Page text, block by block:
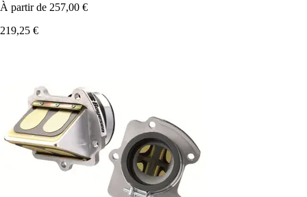
À partir de 257,00 €
219,25 €